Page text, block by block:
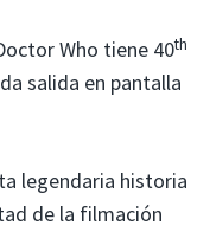
Who tiene 40th
salida en pantalla
legendaria historia
de la filmación